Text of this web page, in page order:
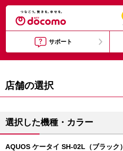
サポート
店舗の選択
選択した機種・カラー
AQUOS ケータイ SH-02L（ブラック）